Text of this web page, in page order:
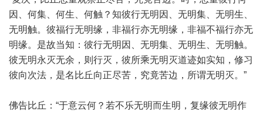
因、何集、何生、何触？知彼行无明因、无明集、无明生、
无明触。彼福行无明缘，非福行亦无明缘，非福不福行亦无
明缘。是故当知：彼行无明因、无明集、无明生、无明触。
彼无明永灭无余，则行灭，彼所乘无明灭道迹如实知，修习
彼向次法，是名比丘向正尽苦，究竟苦边，所谓无明灭。”
佛告比丘：“于意云何？若不乐无明而生明，复缘彼无明作